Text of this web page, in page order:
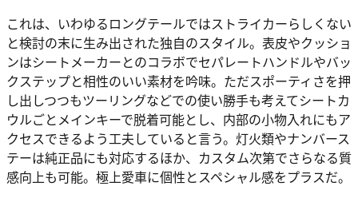
これは、いわゆるロングテールではストライカーらしくない
と検討の末に生み出された独自のスタイル。表皮やクッショ
ンはシートメーカーとのコラボでセパレートハンドルやバッ
クステップと相性のいい素材を吟味。ただスポーティさを押
し出しつつもツーリングなどでの使い勝手も考えてシートカ
ウルごとメインキーで脱着可能とし、内部の小物入れにもア
クセスできるよう工夫していると言う。灯火類やナンバース
テーは純正品にも対応するほか、カスタム次第でさらなる質
感向上も可能。極上愛車に個性とスペシャル感をプラスだ。